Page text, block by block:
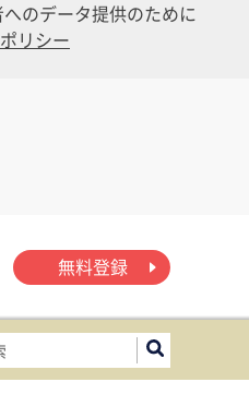
のデータ提供のために
リシー
無料登録